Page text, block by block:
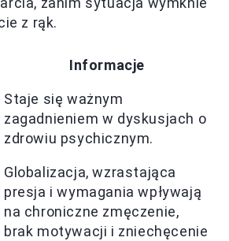
z rąk.
Informacje
Staje się ważnym
zagadnieniem w dyskusjach o
zdrowiu psychicznym.
Globalizacja, wzrastająca
presja i wymagania wpływają
na chroniczne zmęczenie,
brak motywacji i zniechęcenie